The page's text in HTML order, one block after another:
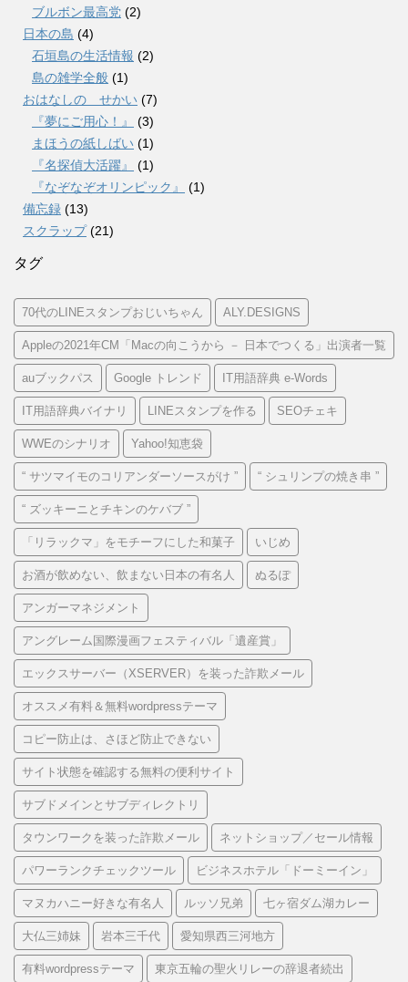
ブルボン最高党 (2)
日本の島 (4)
石垣島の生活情報 (2)
島の雑学全般 (1)
おはなしの せかい (7)
『夢にご用心！』
(3)
まほうの紙しばい (1)
『名探偵大活躍』
(1)
『なぞなぞオリンピック』
(1)
備忘録 (13)
スクラップ(21)
タグ
70代のLINEスタンプおじいちゃん ALY.DESIGNS
Appleの2021年CM「Macの向こうから － 日本でつくる」出演者一覧
auブックパス Google トレンド IT用語辞典 e-Words
IT用語辞典バイナリ LINEスタンプを作る SEOチェキ
WWEのシナリオ Yahoo!知恵袋
“ サツマイモのコリアンダーソースがけ ” “ シュリンプの焼き串 ”
“ ズッキーニとチキンのケバブ ”
「リラックマ」をモチーフにした和菓子 いじめ
お酒が飲めない、飲まない日本の有名人 ぬるぽ
アンガーマネジメント
アングレーム国際漫画フェスティバル「遺産賞」
エックスサーバー（XSERVER）を装った詐欺メール
オススメ有料＆無料wordpressテーマ
コピー防止は、さほど防止できない
サイト状態を確認する無料の便利サイト
サブドメインとサブディレクトリ
タウンワークを装った詐欺メール ネットショップ／セール情報
パワーランクチェックツール ビジネスホテル「ドーミーイン」
マヌカハニー好きな有名人 ルッソ兄弟 七ヶ宿ダム湖カレー
大仏三姉妹 岩本三千代 愛知県西三河地方
有料wordpressテーマ 東京五輪の聖火リレーの辞退者続出